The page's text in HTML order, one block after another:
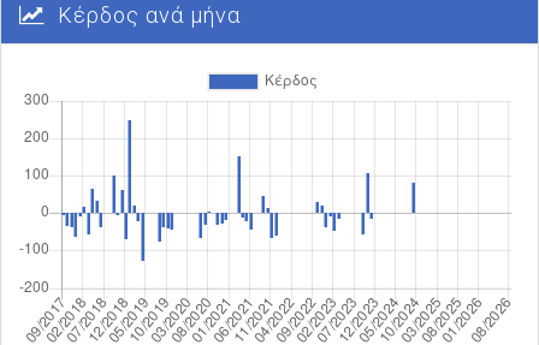
Κέρδος ανά μήνα